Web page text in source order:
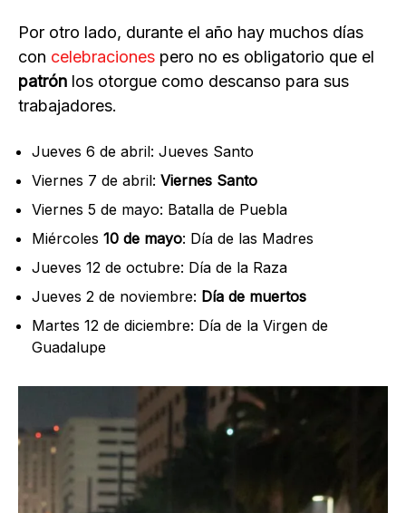
Por otro lado, durante el año hay muchos días
con celebraciones pero no es obligatorio que el
patrón los otorgue como descanso para sus
trabajadores.
Jueves 6 de abril: Jueves Santo
Viernes 7 de abril: Viernes Santo
Viernes 5 de mayo: Batalla de Puebla
Miércoles 10 de mayo: Día de las Madres
Jueves 12 de octubre: Día de la Raza
Jueves 2 de noviembre: Día de muertos
Martes 12 de diciembre: Día de la Virgen de
Guadalupe